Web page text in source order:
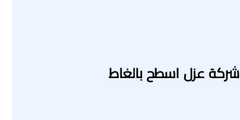
شركة عزل اسطح بالغاط